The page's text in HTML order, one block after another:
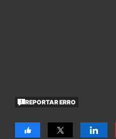
REPORTAR ERRO